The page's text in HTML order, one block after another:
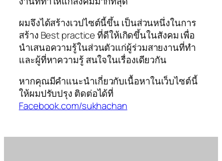
ผมจึงได้สร้างเวปไซต์นี้ขึ้น เป็นส่วนหนึ่งในการ
สร้าง Best practice ที่ดีให้เกิดขึ้นในสังคม เพื่อ
นำเสนอความรู้ในส่วนตัวแก่ผู้ร่วมสายงานที่ทำ
และผู้ที่หาความรู้ สนใจในเรื่องเดียวกัน
หากคุณมีคำแนะนำเกี่ยวกับเนื้อหาในเว็บไซต์นี้
ให้ผมปรับปรุง ติดต่อได้ที่
Facebook.com/sukhachan